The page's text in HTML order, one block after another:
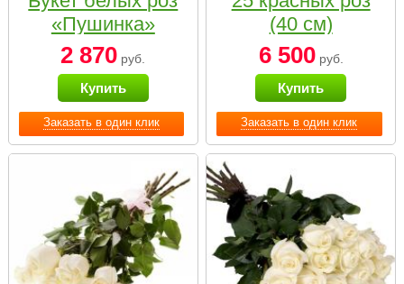
Заказать в один клик
«Пушинка»
2 870 руб.
Купить
Заказать в один клик
(40 см)
6 500руб.
Купить